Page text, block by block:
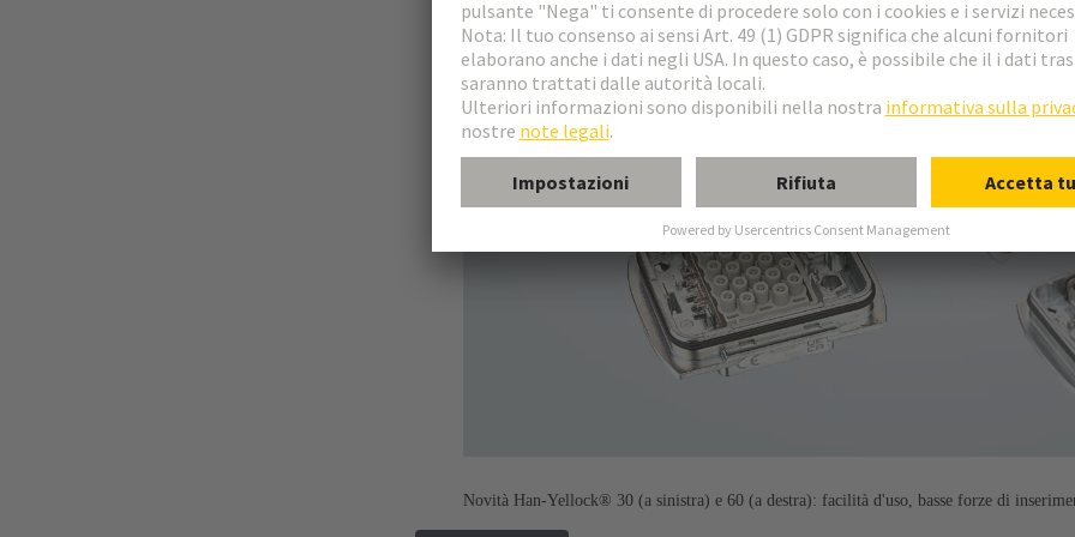
Novità Han-Yellock® 30 (a sinistra) e 60 (a destra): facilità d'uso, basse forze di